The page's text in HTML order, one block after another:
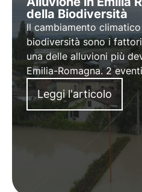
della Biodiversità
Il cambiamento
biodiversità sono i
una delle alluvioni più
Emilia-Romagna. 2
susseguiti causando
città e paesi.
Leggi l'articolo